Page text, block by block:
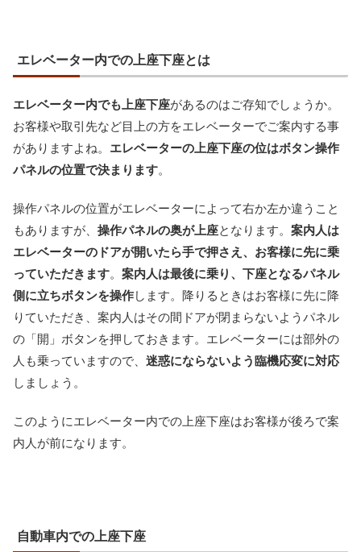
エレベーター内での上座下座とは
エレベーター内でも上座下座があるのはご存知でしょうか。
お客様や取引先など目上の方をエレベーターでご案内する事
がありますよね。 エレベーターの上座下座の位はボタン操作
パネルの位置で決まります。
操作パネルの位置がエレベーターによって右か左か違うこと
もありますが、 操作パネルの奥が上座となります。 案内人は
エレベーターのドアが開いたら手で押さえ、お客様に先に乗
っていただきます。 案内人は最後に乗り、下座となるパネル
側に立ちボタンを操作します。降りるときはお客様に先に降
りていただき、案内人はその間ドアが閉まらないようパネル
の「開」ボタンを押しておきます。エレベーターには部外の
人も乗っていますので、 迷惑にならないよう臨機応変に対応
しましょう。
このようにエレベーター内での上座下座はお客様が後ろで案
内人が前になります。
自動車内での上座下座